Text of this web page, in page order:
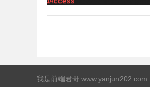
我是前端君哥 www.yanjun202.com